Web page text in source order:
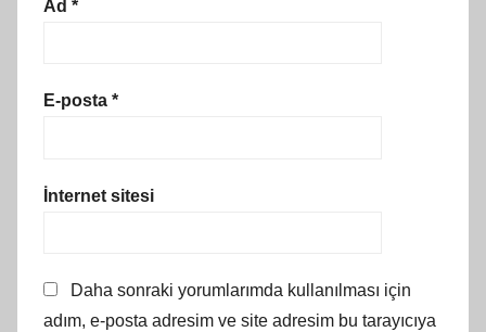
Ad *
E-posta *
İnternet sitesi
Daha sonraki yorumlarımda kullanılması için
adım, e-posta adresim ve site adresim bu tarayıcıya